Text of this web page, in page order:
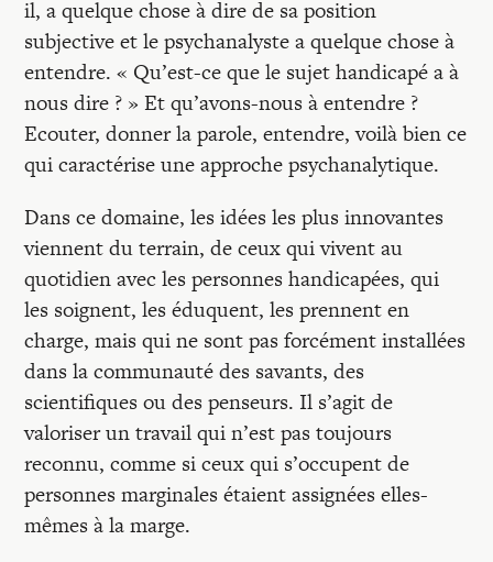
il, a quelque chose à dire de sa position
subjective et le psychanalyste a quelque chose à
entendre. « Qu’est-ce que le sujet handicapé a à
nous dire ? » Et qu’avons-nous à entendre ?
Ecouter, donner la parole, entendre, voilà bien ce
qui caractérise une approche psychanalytique.
Dans ce domaine, les idées les plus innovantes
viennent du terrain, de ceux qui vivent au
quotidien avec les personnes handicapées, qui
les soignent, les éduquent, les prennent en
charge, mais qui ne sont pas forcément installées
dans la communauté des savants, des
scientifiques ou des penseurs. Il s’agit de
valoriser un travail qui n’est pas toujours
reconnu, comme si ceux qui s’occupent de
personnes marginales étaient assignées elles-
mêmes à la marge.